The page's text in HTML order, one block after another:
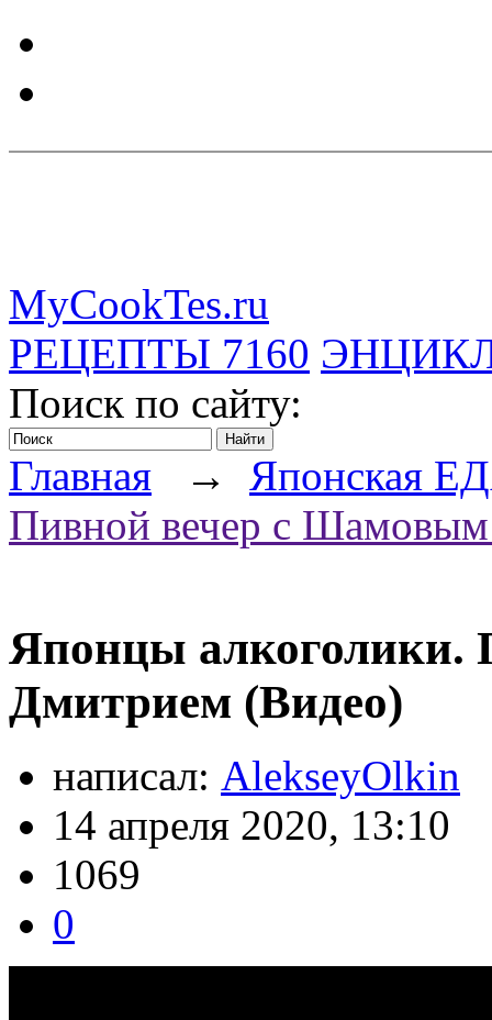
MyCookTes.ru
РЕЦЕПТЫ 7160
Поиск по сайту:
Главная → Японская
Пивной вечер с
Японцы
Дмитрием (Видео)
написал: AlekseyOlkin
14 апреля 2020, 13:10
1069
0